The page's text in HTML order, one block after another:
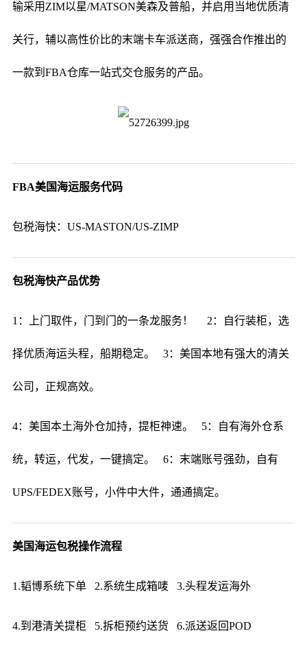
输采用ZIM以星/MATSON美森及普船，并启用当地优质清
关行，辅以高性价比的末端卡车派送商，强强合作推出的
一款到FBA仓库一站式交仓服务的产品。
FBA美国海运服务代码
包税海快：US-MASTON/US-ZIMP
包税海快产品优势
1：上门取件，门到门的一条龙服务！ 2：自行装柜，选
择优质海运头程，船期稳定。 3：美国本地有强大的清关
公司，正规高效。
4：美国本土海外仓加持，提柜神速。 5：自有海外仓系
统，转运，代发，一键搞定。 6：末端账号强劲，自有
UPS/FEDEX账号，小件中大件，通通搞定。
美国海运包税操作流程
1.韬博系统下单 2.系统生成箱唛 3.头程发运海外
4.到港清关提柜 5.拆柜预约送货 6.派送返回POD